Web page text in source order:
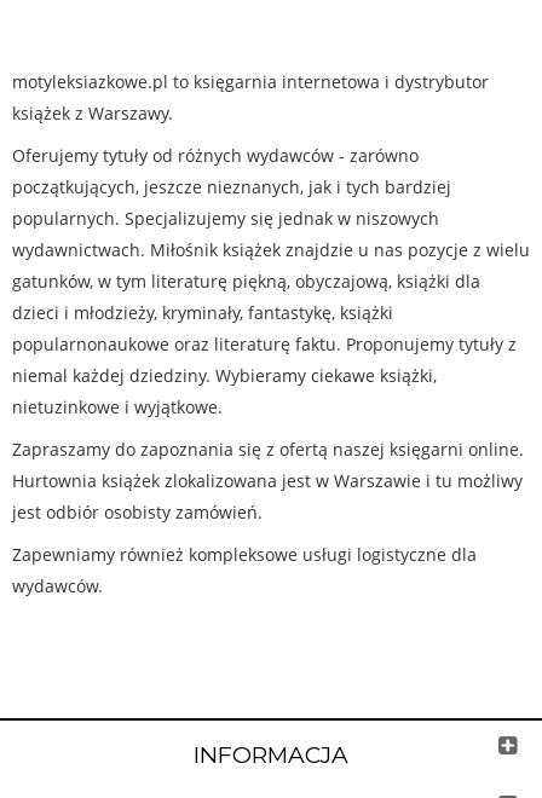
motyleksiazkowe.pl to księgarnia internetowa i dystrybutor
książek z Warszawy.
Oferujemy tytuły od różnych wydawców - zarówno
początkujących, jeszcze nieznanych, jak i tych bardziej
popularnych. Specjalizujemy się jednak w niszowych
wydawnictwach. Miłośnik książek znajdzie u nas pozycje z wielu
gatunków, w tym literaturę piękną, obyczajową, książki dla
dzieci i młodzieży, kryminały, fantastykę, książki
popularnonaukowe oraz literaturę faktu. Proponujemy tytuły z
niemal każdej dziedziny. Wybieramy ciekawe książki,
nietuzinkowe i wyjątkowe.
Zapraszamy do zapoznania się z ofertą naszej księgarni online.
Hurtownia książek zlokalizowana jest w Warszawie i tu możliwy
jest odbiór osobisty zamówień.
Zapewniamy również kompleksowe usługi logistyczne dla
wydawców.
INFORMACJA